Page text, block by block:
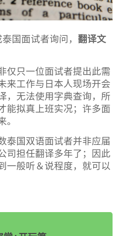
国面试者询问，翻译文
仅只一位面试者提出此需
来工作与日本人现场开会
，无法使用字典查询，所
能拟真上班实况；许多面
。
泰国双语面试者并非应届
司担任翻译多年了；因此
一般听＆说程度，就可以